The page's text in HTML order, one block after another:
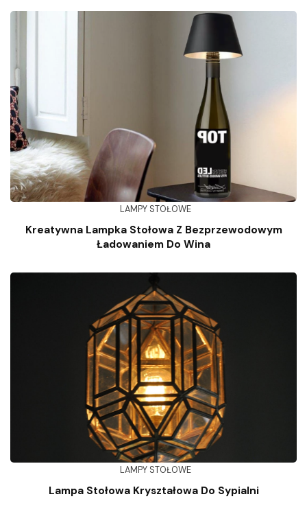
LAMPY STOŁOWE
Kreatywna Lampka Stołowa Z Bezprzewodowym
Ładowaniem Do Wina
LAMPY STOŁOWE
Lampa Stołowa Kryształowa Do Sypialni